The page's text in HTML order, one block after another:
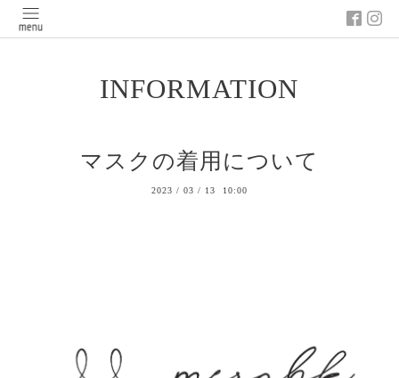
INFORMATION
マスクの着用について
2023 / 03 / 13 10:00